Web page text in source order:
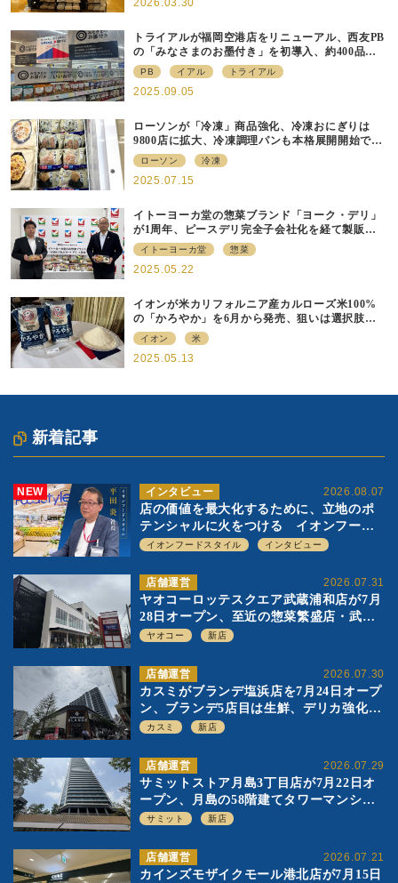
新着記事
NEW 2026.08.07
インタビュー
店の価値を最大化するために、立地のポ
テンシャルに火をつける イオンフード
スタイル 平田 炎社長
イオンフードスタイル インタビュー
2026.07.31
店舗運営
ヤオコーロッテスクエア武蔵浦和店が7月
28日オープン、至近の惣菜繁盛店・武蔵
浦和店とは生鮮強化、ですみ分け
ヤオコー 新店
2026.07.30
店舗運営
カスミがブランデ塩浜店を7月24日オープ
ン、ブランデ5店目は生鮮、デリカ強化の
一方で通常店の要素も取り入れ
カスミ 新店
2026.07.29
店舗運営
サミットストア月島3丁目店が7月22日オ
ープン、月島の58階建てタワーマンショ
ン1階に生鮮強化の小商圏型店を出店
サミット 新店
2026.07.21
店舗運営
カインズモザイクモール港北店が7月15日
トライアルが福岡空港店をリニューアル、⻄友PB
の「みなさまのお墨付き」を初導⼊、約400品⽬
を販売
PB イアル トライアル
2025.09.05
ローソンが「冷凍」商品強化、冷凍おにぎりは
9800店に拡大、冷凍調理パンも本格展開開始で約
700店での展開へ
ローソン 冷凍
2025.07.15
イトーヨーカ堂の惣菜ブランド「ヨーク・デリ」
が1周年、ピースデリ完全子会社化を経て製販連
携強化の現在地
イトーヨーカ堂 惣菜
2025.05.22
イオンが米カリフォルニア産カルローズ米100%
の「かろやか」を6月から発売、狙いは選択肢の
提供
イオン 米
2025.05.13